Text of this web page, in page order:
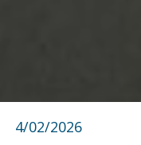
4/02/2026